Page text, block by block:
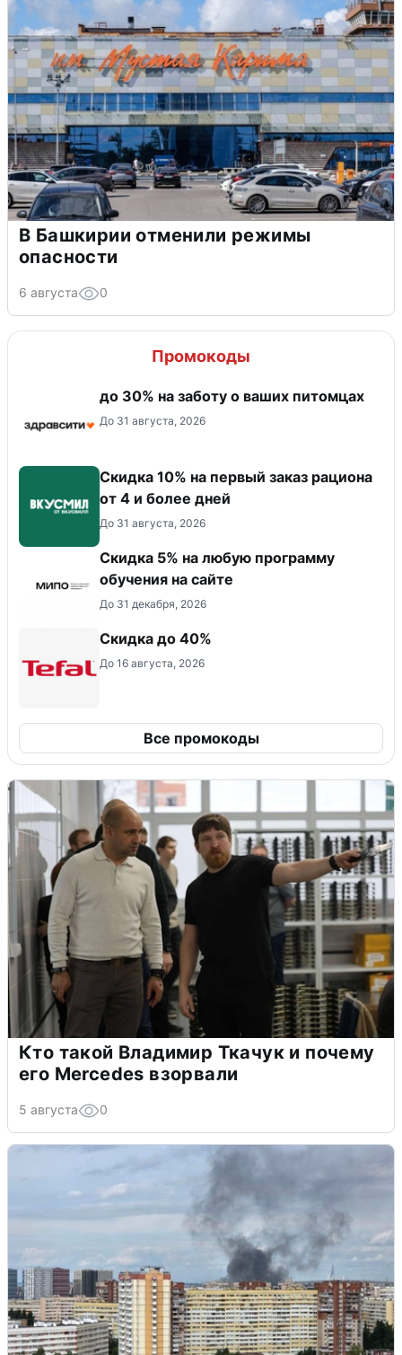
В Башкирии отменили режимы
опасности
6 августа 0
Промокоды
до 30% на заботу о ваших питомцах
До 31 августа, 2026
Скидка 10% на первый заказ рациона
от 4 и более дней
До 31 августа, 2026
Скидка 5% на любую программу
обучения на сайте
До 31 декабря, 2026
Скидка до 40%
До 16 августа, 2026
Все промокоды
Кто такой Владимир Ткачук и почему
его Mercedes взорвали
5 августа 0